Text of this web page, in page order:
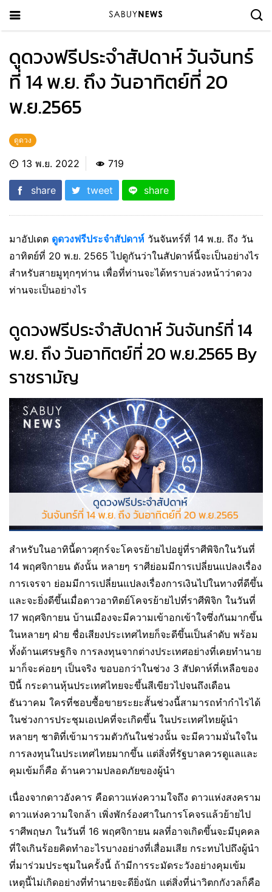
ดูดวงฟรีประจำสัปดาห์ วันจันทร์
ที่ 14 พ.ย. ถึง วันอาทิตย์ที่ 20
พ.ย.2565
ดูดวง
13 พ.ย. 2022 719
share tweet share
มาอัปเดต ดูดวงฟรีประจำสัปดาห์ วันจันทร์ที่ 14 พ.ย. ถึง วัน
อาทิตย์ที่ 20 พ.ย. 2565 ไปดูกันว่าในสัปดาห์นี้จะเป็นอย่างไร
สำหรับสายมูทุกๆท่าน เพื่อที่ท่านจะได้ทราบล่วงหน้าว่าดวง
ท่านจะเป็นอย่างไร
ดูดวงฟรีประจำสัปดาห์ วันจันทร์ที่ 14
พ.ย. ถึง วันอาทิตย์ที่ 20 พ.ย.2565 By
ราชรามัญ
สำหรับในอาทินี้ดาวศุกร์จะโคจรย้ายไปอยู่ที่ราศีพิจิกในวันที่
14 พฤศจิกายน ดังนั้น หลายๆ ราศีย่อมมีการเปลี่ยนแปลงเรื่อง
การเจรจา ย่อมมีการเปลี่ยนแปลงเรื่องการเงินไปในทางที่ดีขึ้น​
และจะยิ่งดีขึ้นเมื่อดาวอาทิตย์โคจรย้ายไปที่ราศีพิจิก ในวันที่
17 พฤศจิกายน บ้านเมืองจะมีความเข้าอกเข้าใจซึ่งกันมากขึ้น
ในหลายๆ ฝ่าย ชื่อเสียงประเทศไทยก็จะดีขึ้นเป็นลำดับ พร้อม
ทั้งด้านเศรษฐกิจ การลงทุนจากต่างประเทศอย่างที่เคยทำนาย
มาก็จะค่อยๆ เป็นจริง​ ขอบอกว่าในช่วง 3 สัปดาห์ที่เหลือของ
ปีนี้ กระดานหุ้นประเทศไทยจะขึ้นสีเขียวไปจนถึงเดือน
ธันวาคม​ ใครที่ชอบซื้อขายระยะสั้นช่วงนี้สามารถทำกำไรได้
ในช่วงการประชุมเอเปคที่จะเกิดขึ้น ในประเทศไทยผู้นำ
หลายๆ ชาติที่เข้ามารวมตัวกันในช่วงนั้น จะมีความมั่นใจใน
การลงทุนในประเทศไทยมากขึ้น​ แต่สิ่งที่รัฐบาลควรดูแลและ
คุมเข้มก็คือ ด้านความปลอดภัยของผู้นำ
เนื่องจากดาวอังคาร คือดาวแห่งความใจถึง ดาวแห่งสงคราม
ดาวแห่งความใจกล้า เพิ่งพักร์องศาในการโคจร​แล้วย้ายไป
ราศีพฤษภ ในวันที่ 16 พฤศจิกายน ผลที่อาจเกิดขึ้นจะมีบุคคล
ที่ใจเกินร้อยคิดทำอะไรบางอย่างที่เสื่อมเสีย กระทบไปถึงผู้นำ
ที่มาร่วมประชุมในครั้งนี้ ถ้ามีการระมัดระวังอย่างคุมเข้ม
เหตุนี้ไม่เกิดอย่างที่ทำนายจะดียิ่งนัก แต่สิ่งที่น่าวิตกกังวลก็คือ